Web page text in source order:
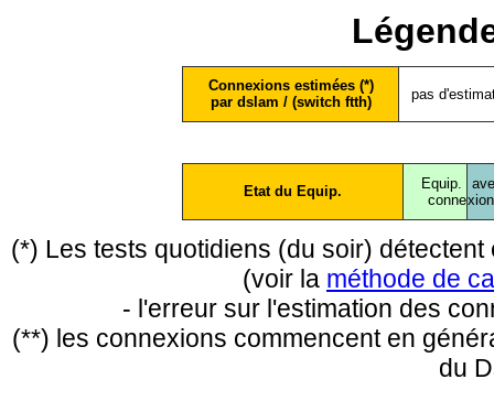
Connexions estimées (*)
par dslam / (switch ftth)
pas
Etat du Equip.
Equip.
conne
(*) Les tests quotidiens (du soir)
(voir la méthode de
- l'erreur sur l'estimation des
(**) les connexions commencent en
du